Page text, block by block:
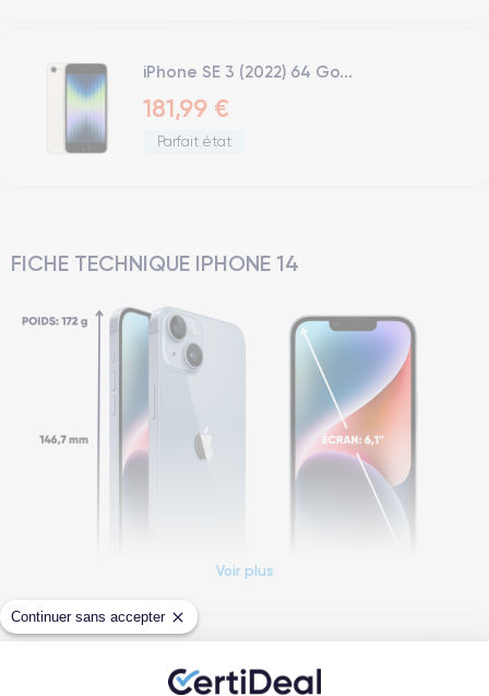
Continuer sans accepter
iPhone SE 3 (2022) 64 Go...
181,99 €
Parfait état
FICHE TECHNIQUE IPHONE 14
Dimensions et poids iPhone 14
Voir plus